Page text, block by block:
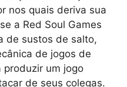
nos quais deriva sua
a Red Soul Games
de sustos de salto,
de jogos de
produzir um jogo
de seus colegas.